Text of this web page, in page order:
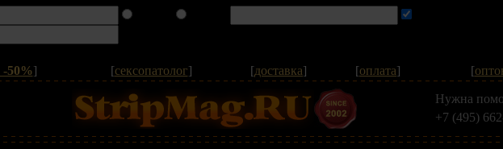
-50%] [сексопатолог] [доставка] [оплата] [
Нужна
+7 (495)